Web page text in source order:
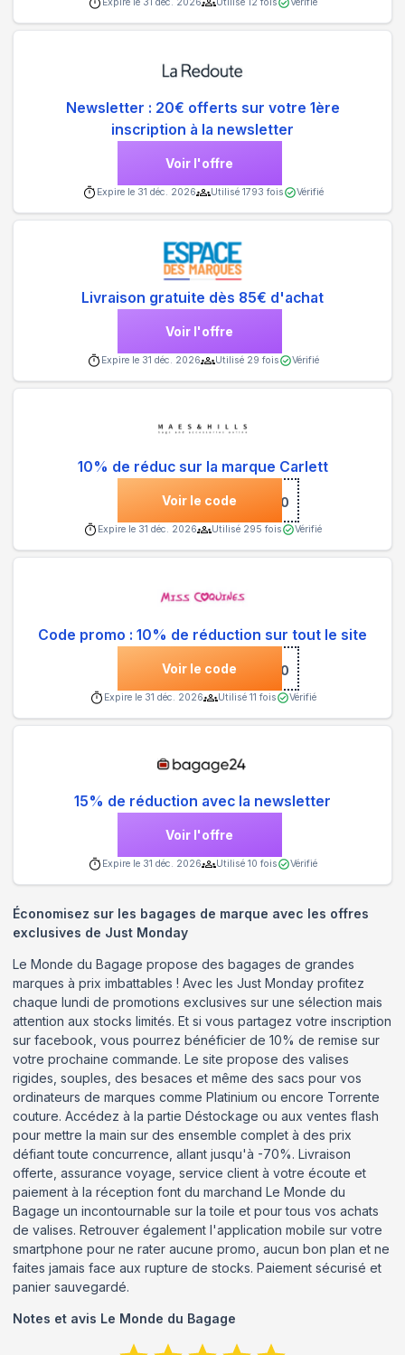
Newsletter : 20€ offerts sur votre 1ère
inscription à la newsletter
Voir l'offre
Expire le 31 déc. 2026 Utilisé 1793 fois Vérifié
Livraison gratuite dès 85€ d'achat
Voir l'offre
Expire le 31 déc. 2026 Utilisé 29 fois Vérifié
10% de réduc sur la marque Carlett
Voir le code***LETT10
Expire le 31 déc. 2026 Utilisé 295 fois Vérifié
Code promo : 10% de réduction sur tout le site
Voir le code***NS10
Expire le 31 déc. 2026 Utilisé 11 fois Vérifié
15% de réduction avec la newsletter
Voir l'offre
Expire le 31 déc. 2026 Utilisé 10 fois Vérifié
Économisez sur les bagages de marque avec les offres
exclusives de Just Monday
Le Monde du Bagage propose des bagages de grandes
marques à prix imbattables ! Avec les Just Monday profitez
chaque lundi de promotions exclusives sur une sélection mais
attention aux stocks limités. Et si vous partagez votre inscription
sur facebook, vous pourrez bénéficier de 10% de remise sur
votre prochaine commande. Le site propose des valises
rigides, souples, des besaces et même des sacs pour vos
ordinateurs de marques comme Platinium ou encore Torrente
couture. Accédez à la partie Déstockage ou aux ventes flash
pour mettre la main sur des ensemble complet à des prix
défiant toute concurrence, allant jusqu'à -70%. Livraison
offerte, assurance voyage, service client à votre écoute et
paiement à la réception font du marchand Le Monde du
Bagage un incontournable sur la toile et pour tous vos achats
de valises. Retrouver également l'application mobile sur votre
smartphone pour ne rater aucune promo, aucun bon plan et ne
faites jamais face aux rupture de stocks. Paiement sécurisé et
panier sauvegardé.
Notes et avis Le Monde du Bagage